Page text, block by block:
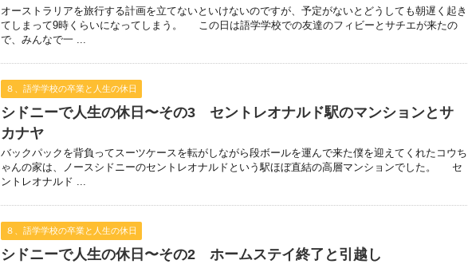
オーストラリアを旅行する計画を立てないといけないのですが、予定がないとどうしても朝遅く起き
てしまって9時くらいになってしまう。 この日は語学学校での友達のフィビーとサチエが来たの
で、みんなで一 ...
８、語学学校の卒業と人生の休日
シドニーで人生の休日〜その3 セントレオナルド駅のマンションとサ
カナヤ
バックパックを背負ってスーツケースを転がしながら段ボールを運んで来た僕を迎えてくれたコウち
ゃんの家は、ノースシドニーのセントレオナルドという駅ほぼ直結の高層マンションでした。 セ
ントレオナルド ...
８、語学学校の卒業と人生の休日
シドニーで人生の休日〜その2 ホームステイ終了と引越し